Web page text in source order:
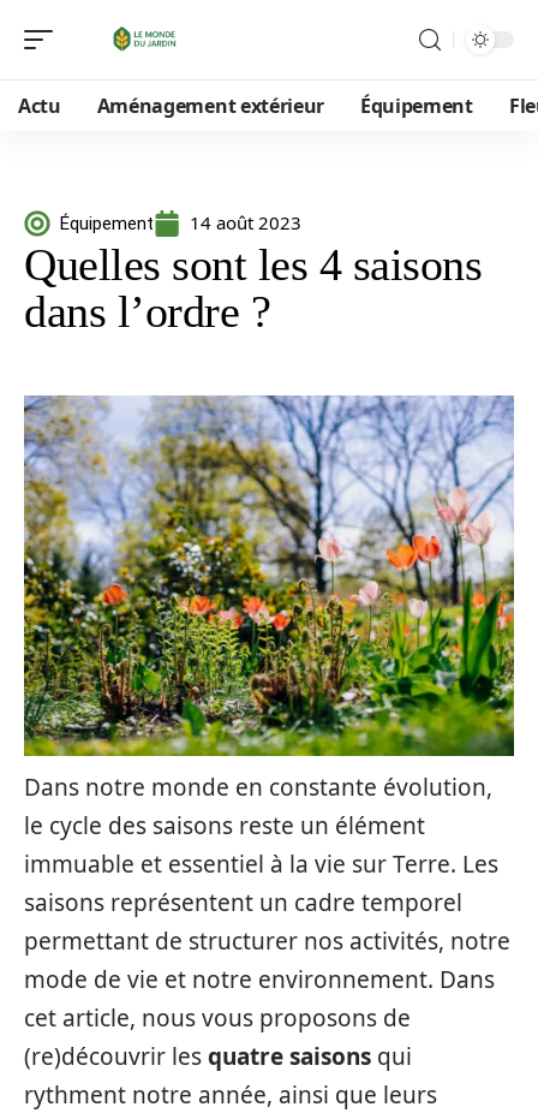
Actu Aménagement extérieur Équipement
Équipement 14 août 2023
Quelles sont les 4 saisons
dans l’ordre ?
Dans notre monde en constante évolution,
le cycle des saisons reste un élément
immuable et essentiel à la vie sur Terre. Les
saisons représentent un cadre temporel
permettant de structurer nos activités, notre
mode de vie et notre environnement. Dans
cet article, nous vous proposons de
(re)découvrir lesquatre saisons qui
rythment notre année, ainsi que leurs